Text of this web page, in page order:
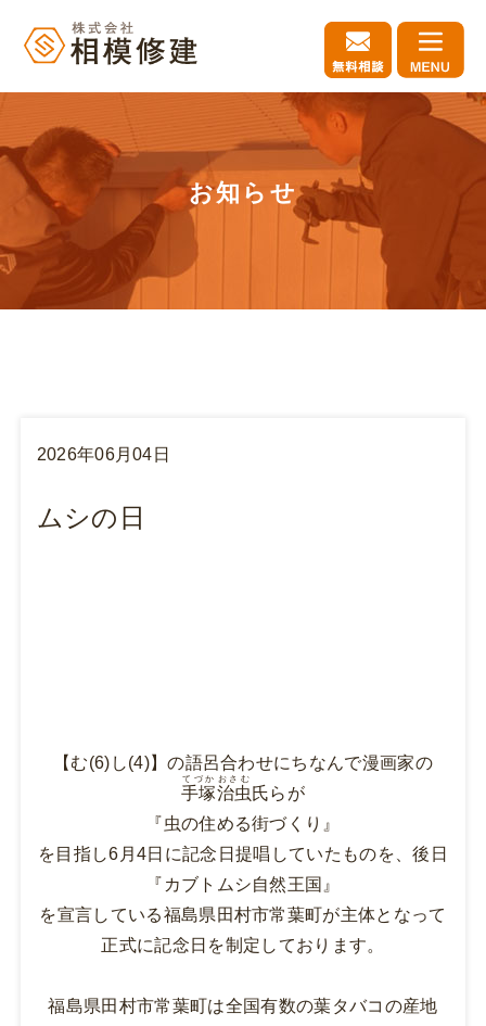
お知らせ
2026年06月04日
ムシの日
【む(6)し(4)】の語呂合わせにちなんで漫画家の
手塚
てづか
治虫
おさむ
氏らが
『虫の住める街づくり』
を目指し6月4日に記念日提唱していたものを、後日
『カブトムシ自然王国』
を宣言している福島県田村市常葉町が主体となって
正式に記念日を制定しております。
福島県田村市常葉町は全国有数の葉タバコの産地